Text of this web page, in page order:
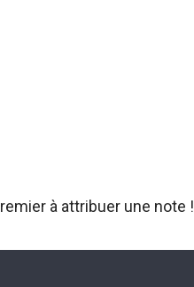
à attribuer une note !